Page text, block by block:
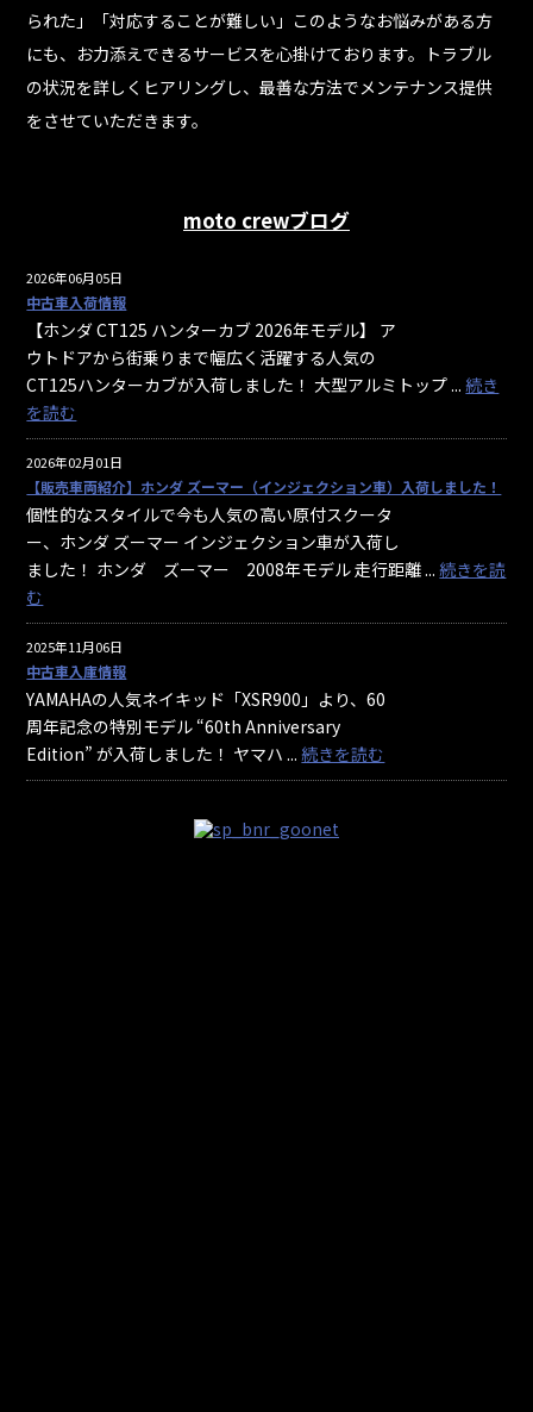
られた」「対応することが難しい」このようなお悩みがある方
にも、お力添えできるサービスを心掛けております。トラブル
の状況を詳しくヒアリングし、最善な方法でメンテナンス提供
をさせていただきます。
moto crewブログ
2026年06月05日
中古車入荷情報
【ホンダ CT125 ハンターカブ 2026年モデル】 ア
ウトドアから街乗りまで幅広く活躍する人気の
CT125ハンターカブが入荷しました！ 大型アルミトップ ...続き
を読む
2026年02月01日
【販売車両紹介】ホンダ ズーマー（インジェクション車）入荷しました！
個性的なスタイルで今も人気の高い原付スクータ
ー、ホンダ ズーマー インジェクション車が入荷し
ました！ ホンダ ズーマー 2008年モデル 走行距離 ...続きを読
む
2025年11月06日
中古車入庫情報
YAMAHAの人気ネイキッド「XSR900」より、60
周年記念の特別モデル “60th Anniversary
Edition” が入荷しました！ ヤマハ ...続きを読む